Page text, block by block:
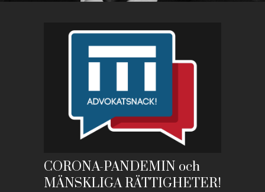
CORONA-PANDEMIN och
MÄNSKLIGA RÄTTIGHETER!